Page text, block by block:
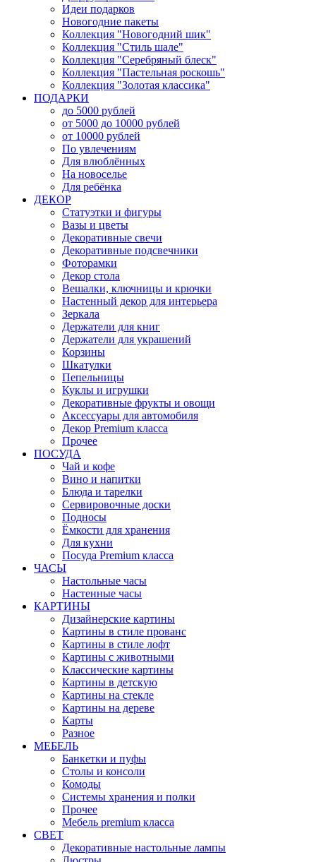
Идеи подарков
Новогодние пакеты
Коллекция "Новогодний шик"
Коллекция "Стиль шале"
Коллекция "Серебряный блеск"
Коллекция "Пастельная роскошь"
Коллекция "Золотая классика"
ПОДАРКИ
до 5000 рублей
от 5000 до 10000 рублей
от 10000 рублей
По увлечениям
Для влюблённых
На новоселье
Для ребёнка
ДЕКОР
Статуэтки и фигуры
Вазы и цветы
Декоративные свечи
Декоративные подсвечники
Фоторамки
Декор стола
Вешалки, ключницы и крючки
Настенный декор для интерьера
Зеркала
Держатели для книг
Держатели для украшений
Корзины
Шкатулки
Пепельницы
Куклы и игрушки
Декоративные фрукты и овощи
Аксессуары для автомобиля
Декор Premium класса
Прочее
ПОСУДА
Чай и кофе
Вино и напитки
Блюда и тарелки
Сервировочные доски
Подносы
Ёмкости для хранения
Для кухни
Посуда Premium класса
ЧАСЫ
Настольные часы
Настенные часы
КАРТИНЫ
Дизайнерские картины
Картины в стиле прованс
Картины в стиле лофт
Картины с животными
Классические картины
Картины в детскую
Картины на стекле
Картины на дереве
Карты
Разное
МЕБЕЛЬ
Банкетки и пуфы
Столы и консоли
Комоды
Системы хранения и полки
Прочее
Мебель premium класса
СВЕТ
Декоративные настольные лампы